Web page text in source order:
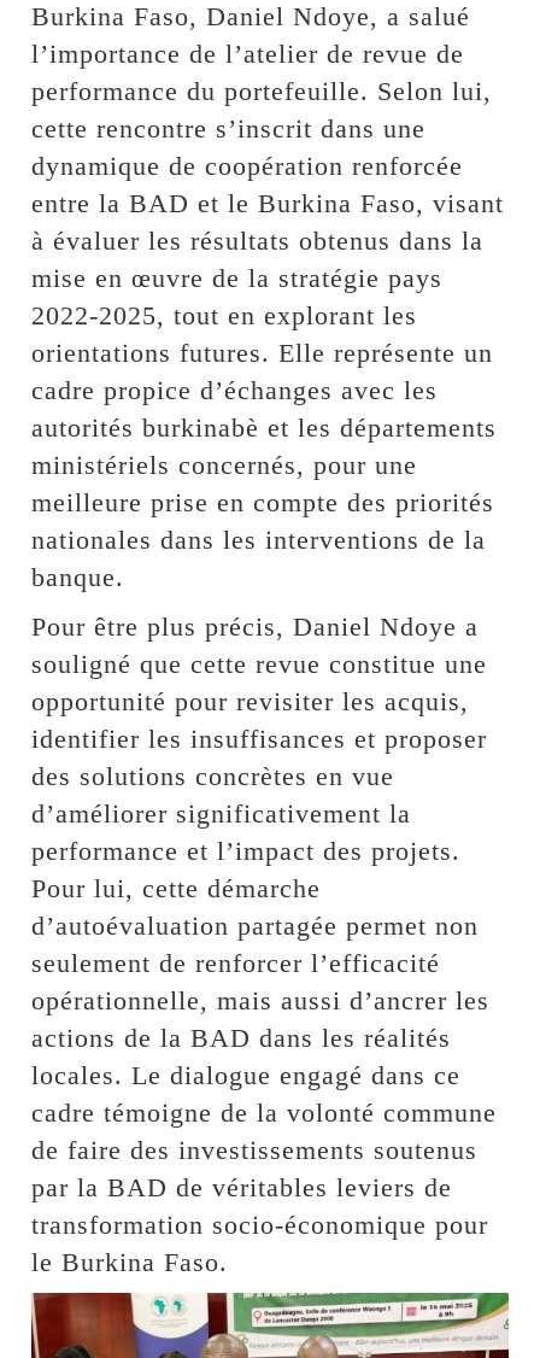
Burkina Faso, Daniel Ndoye, a salué
l’importance de l’atelier de revue de
performance du portefeuille. Selon lui,
cette rencontre s’inscrit dans une
dynamique de coopération renforcée
entre la BAD et le Burkina Faso, visant
à évaluer les résultats obtenus dans la
mise en œuvre de la stratégie pays
2022-2025, tout en explorant les
orientations futures. Elle représente un
cadre propice d’échanges avec les
autorités burkinabè et les départements
ministériels concernés, pour une
meilleure prise en compte des priorités
nationales dans les interventions de la
banque.
Pour être plus précis, Daniel Ndoye a
souligné que cette revue constitue une
opportunité pour revisiter les acquis,
identifier les insuffisances et proposer
des solutions concrètes en vue
d’améliorer significativement la
performance et l’impact des projets.
Pour lui, cette démarche
d’autoévaluation partagée permet non
seulement de renforcer l’efficacité
opérationnelle, mais aussi d’ancrer les
actions de la BAD dans les réalités
locales. Le dialogue engagé dans ce
cadre témoigne de la volonté commune
de faire des investissements soutenus
par la BAD de véritables leviers de
transformation socio-économique pour
le Burkina Faso.